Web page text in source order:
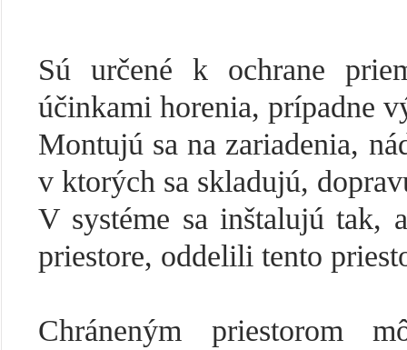
Sú určené k ochrane
účinkami horenia, prípadne
Montujú sa na zariadenia,
v ktorých sa skladujú,
V systéme sa inštalujú tak,
priestore, oddelili tento
Chráneným priestorom